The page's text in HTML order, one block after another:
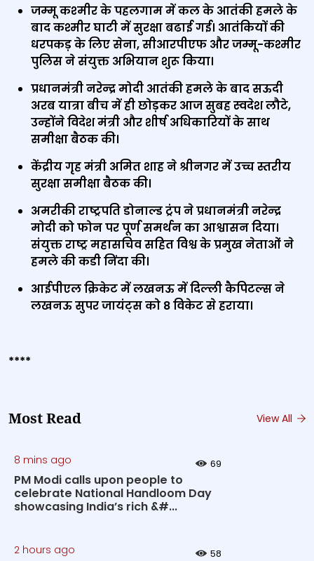
जम्‍मू कश्‍मीर के पहलगाम में कल के आतंकी हमले के
बाद कश्मीर घाटी में सुरक्षा बढाई गई। आतंकियों की
धरपकड़ के लिए सेना, सीआरपीएफ और जम्मू-कश्मीर
पुलिस ने संयुक्त अभियान शुरू किया।
प्रधानमंत्री नरेन्‍द्र मोदी आतंकी हमले के बाद सऊदी
अरब यात्रा बीच में ही छोड़कर आज सुबह स्‍वदेश लौटे,
उन्‍होंने विदेश मंत्री और शीर्ष अधिकारियों के साथ
समीक्षा बैठक की।
केंद्रीय गृह मंत्री अमित शाह ने श्रीनगर में उच्च स्तरीय
सुरक्षा समीक्षा बैठक की।
अमरीकी राष्ट्रपति डोनाल्ड ट्रंप ने प्रधानमंत्री नरेन्‍द्र
मोदी को फोन पर पूर्ण समर्थन का आश्वासन दिया।
संयुक्त राष्ट्र महासचिव सहित विश्व के प्रमुख नेताओं ने
हमले की कडी निंदा की।
आईपीएल क्रिकेट में लखनऊ में दिल्ली कैपिटल्स ने
लखनऊ सुपर जायंट्स को 8 विकेट से हराया।
****
Most Read View All
8 mins ago 69
PM Modi calls upon people to
celebrate National Handloom Day
showcasing India’s rich &#...
2 hours ago 58